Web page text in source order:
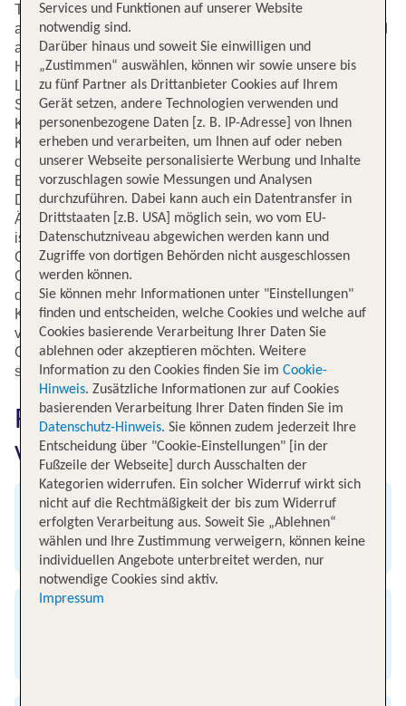
TUI ist Spezialist für Flüge in die ganze Welt und bietet
auch zahlreiche Verbindungen innerhalb von Deutschland
an. Auf tui.com kannst Du zum Beispiel Flüge von
Hamburg nach München buchen. München ist die
Landeshauptstadt von Bayern und steht bei
Städtereisenden hoch in Kurs. Die Stadt ist unter
Kulturkennern für ihre vielen Museen beliebt.
Kunstliebhaber besuchen zum Beispiel gerne das Haus
der Kunst, die Pinakotheken oder das Museum
Brandhorst. Wer sich für Technik interessiert, sollte dem
Deutschen Museum einen Besuch abstatten. Auch das
Ägyptische Museum mit seiner hochkarätigen Sammlung
ist eine Empfehlung. München hat eine lebendige
Gastronomieszene und ist vor allem für seine gemütlichen
Gasthäuser bekannt. Im Sommer locken darüber hinaus
die vielen Biergärten zur Abkühlung unter schattigen
Kastanienbäumen. Am meisten los ist in der Stadt, wenn
von Ende September bis Anfang Oktober mit dem
Oktoberfest das weltweit größte Volksfest in der Stadt
stattfindet.
Fluginformationen für Flüge
von Hamburg nach München
Abflug
Flughafen Hamburg
Services und Funktionen auf unserer Website
notwendig sind.
Darüber hinaus und soweit Sie einwilligen und
„Zustimmen“ auswählen, können wir sowie unsere bis
zu fünf Partner als Drittanbieter Cookies auf Ihrem
Gerät setzen, andere Technologien verwenden und
personenbezogene Daten [z. B. IP-Adresse] von Ihnen
erheben und verarbeiten, um Ihnen auf oder neben
unserer Webseite personalisierte Werbung und Inhalte
vorzuschlagen sowie Messungen und Analysen
durchzuführen. Dabei kann auch ein Datentransfer in
Drittstaaten [z.B. USA] möglich sein, wo vom EU-
Datenschutzniveau abgewichen werden kann und
Zugriffe von dortigen Behörden nicht ausgeschlossen
werden können.
Sie können mehr Informationen unter "Einstellungen"
finden und entscheiden, welche Cookies und welche auf
Cookies basierende Verarbeitung Ihrer Daten Sie
ablehnen oder akzeptieren möchten. Weitere
Information zu den Cookies finden Sie im Cookie-
Hinweis. Zusätzliche Informationen zur auf Cookies
basierenden Verarbeitung Ihrer Daten finden Sie im
Datenschutz-Hinweis. Sie können zudem jederzeit Ihre
Entscheidung über "Cookie-Einstellungen" [in der
Fußzeile der Webseite] durch Ausschalten der
Kategorien widerrufen. Ein solcher Widerruf wirkt sich
nicht auf die Rechtmäßigkeit der bis zum Widerruf
erfolgten Verarbeitung aus. Soweit Sie „Ablehnen“
wählen und Ihre Zustimmung verweigern, können keine
individuellen Angebote unterbreitet werden, nur
notwendige Cookies sind aktiv.
Impressum